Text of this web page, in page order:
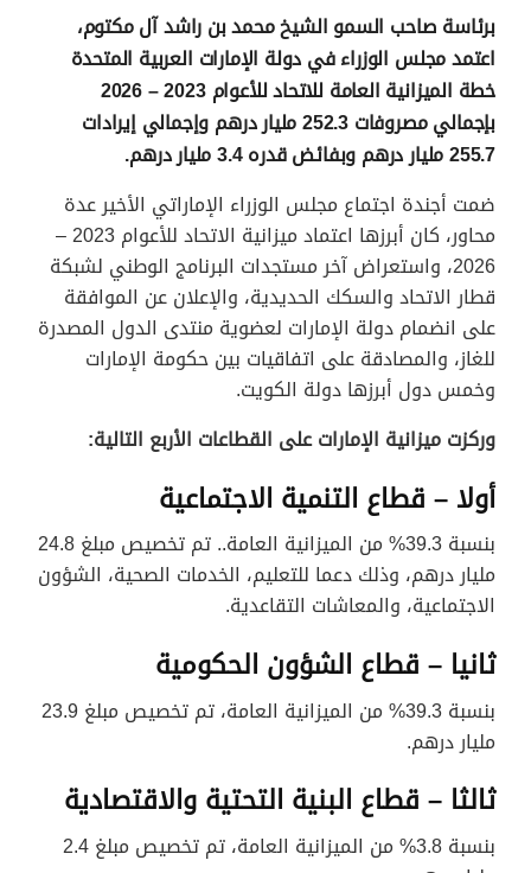
برئاسة صاحب السمو الشيخ محمد بن راشد آل مكتوم،
اعتمد مجلس الوزراء في دولة الإمارات العربية المتحدة
خطة الميزانية العامة للاتحاد للأعوام 2023 – 2026
بإجمالي مصروفات 252.3 مليار درهم وإجمالي إيرادات
255.7 مليار درهم وبفائض قدره 3.4 مليار درهم.
ضمت أجندة اجتماع مجلس الوزراء الإماراتي الأخير عدة
محاور، كان أبرزها اعتماد ميزانية الاتحاد للأعوام 2023 –
2026، واستعراض آخر مستجدات البرنامج الوطني لشبكة
قطار الاتحاد والسكك الحديدية، والإعلان عن الموافقة
على انضمام دولة الإمارات لعضوية منتدى الدول المصدرة
للغاز، والمصادقة على اتفاقيات بين حكومة الإمارات
وخمس دول أبرزها دولة الكويت.
وركزت ميزانية الإمارات على القطاعات الأربع التالية:
أولا – قطاع التنمية الاجتماعية
بنسبة 39.3% من الميزانية العامة.. تم تخصيص مبلغ 24.8
مليار درهم، وذلك دعما للتعليم، الخدمات الصحية، الشؤون
الاجتماعية، والمعاشات التقاعدية.
ثانيا – قطاع الشؤون الحكومية
بنسبة 39.3% من الميزانية العامة، تم تخصيص مبلغ 23.9
مليار درهم.
ثالثا – قطاع البنية التحتية والاقتصادية
بنسبة 3.8% من الميزانية العامة، تم تخصيص مبلغ 2.4